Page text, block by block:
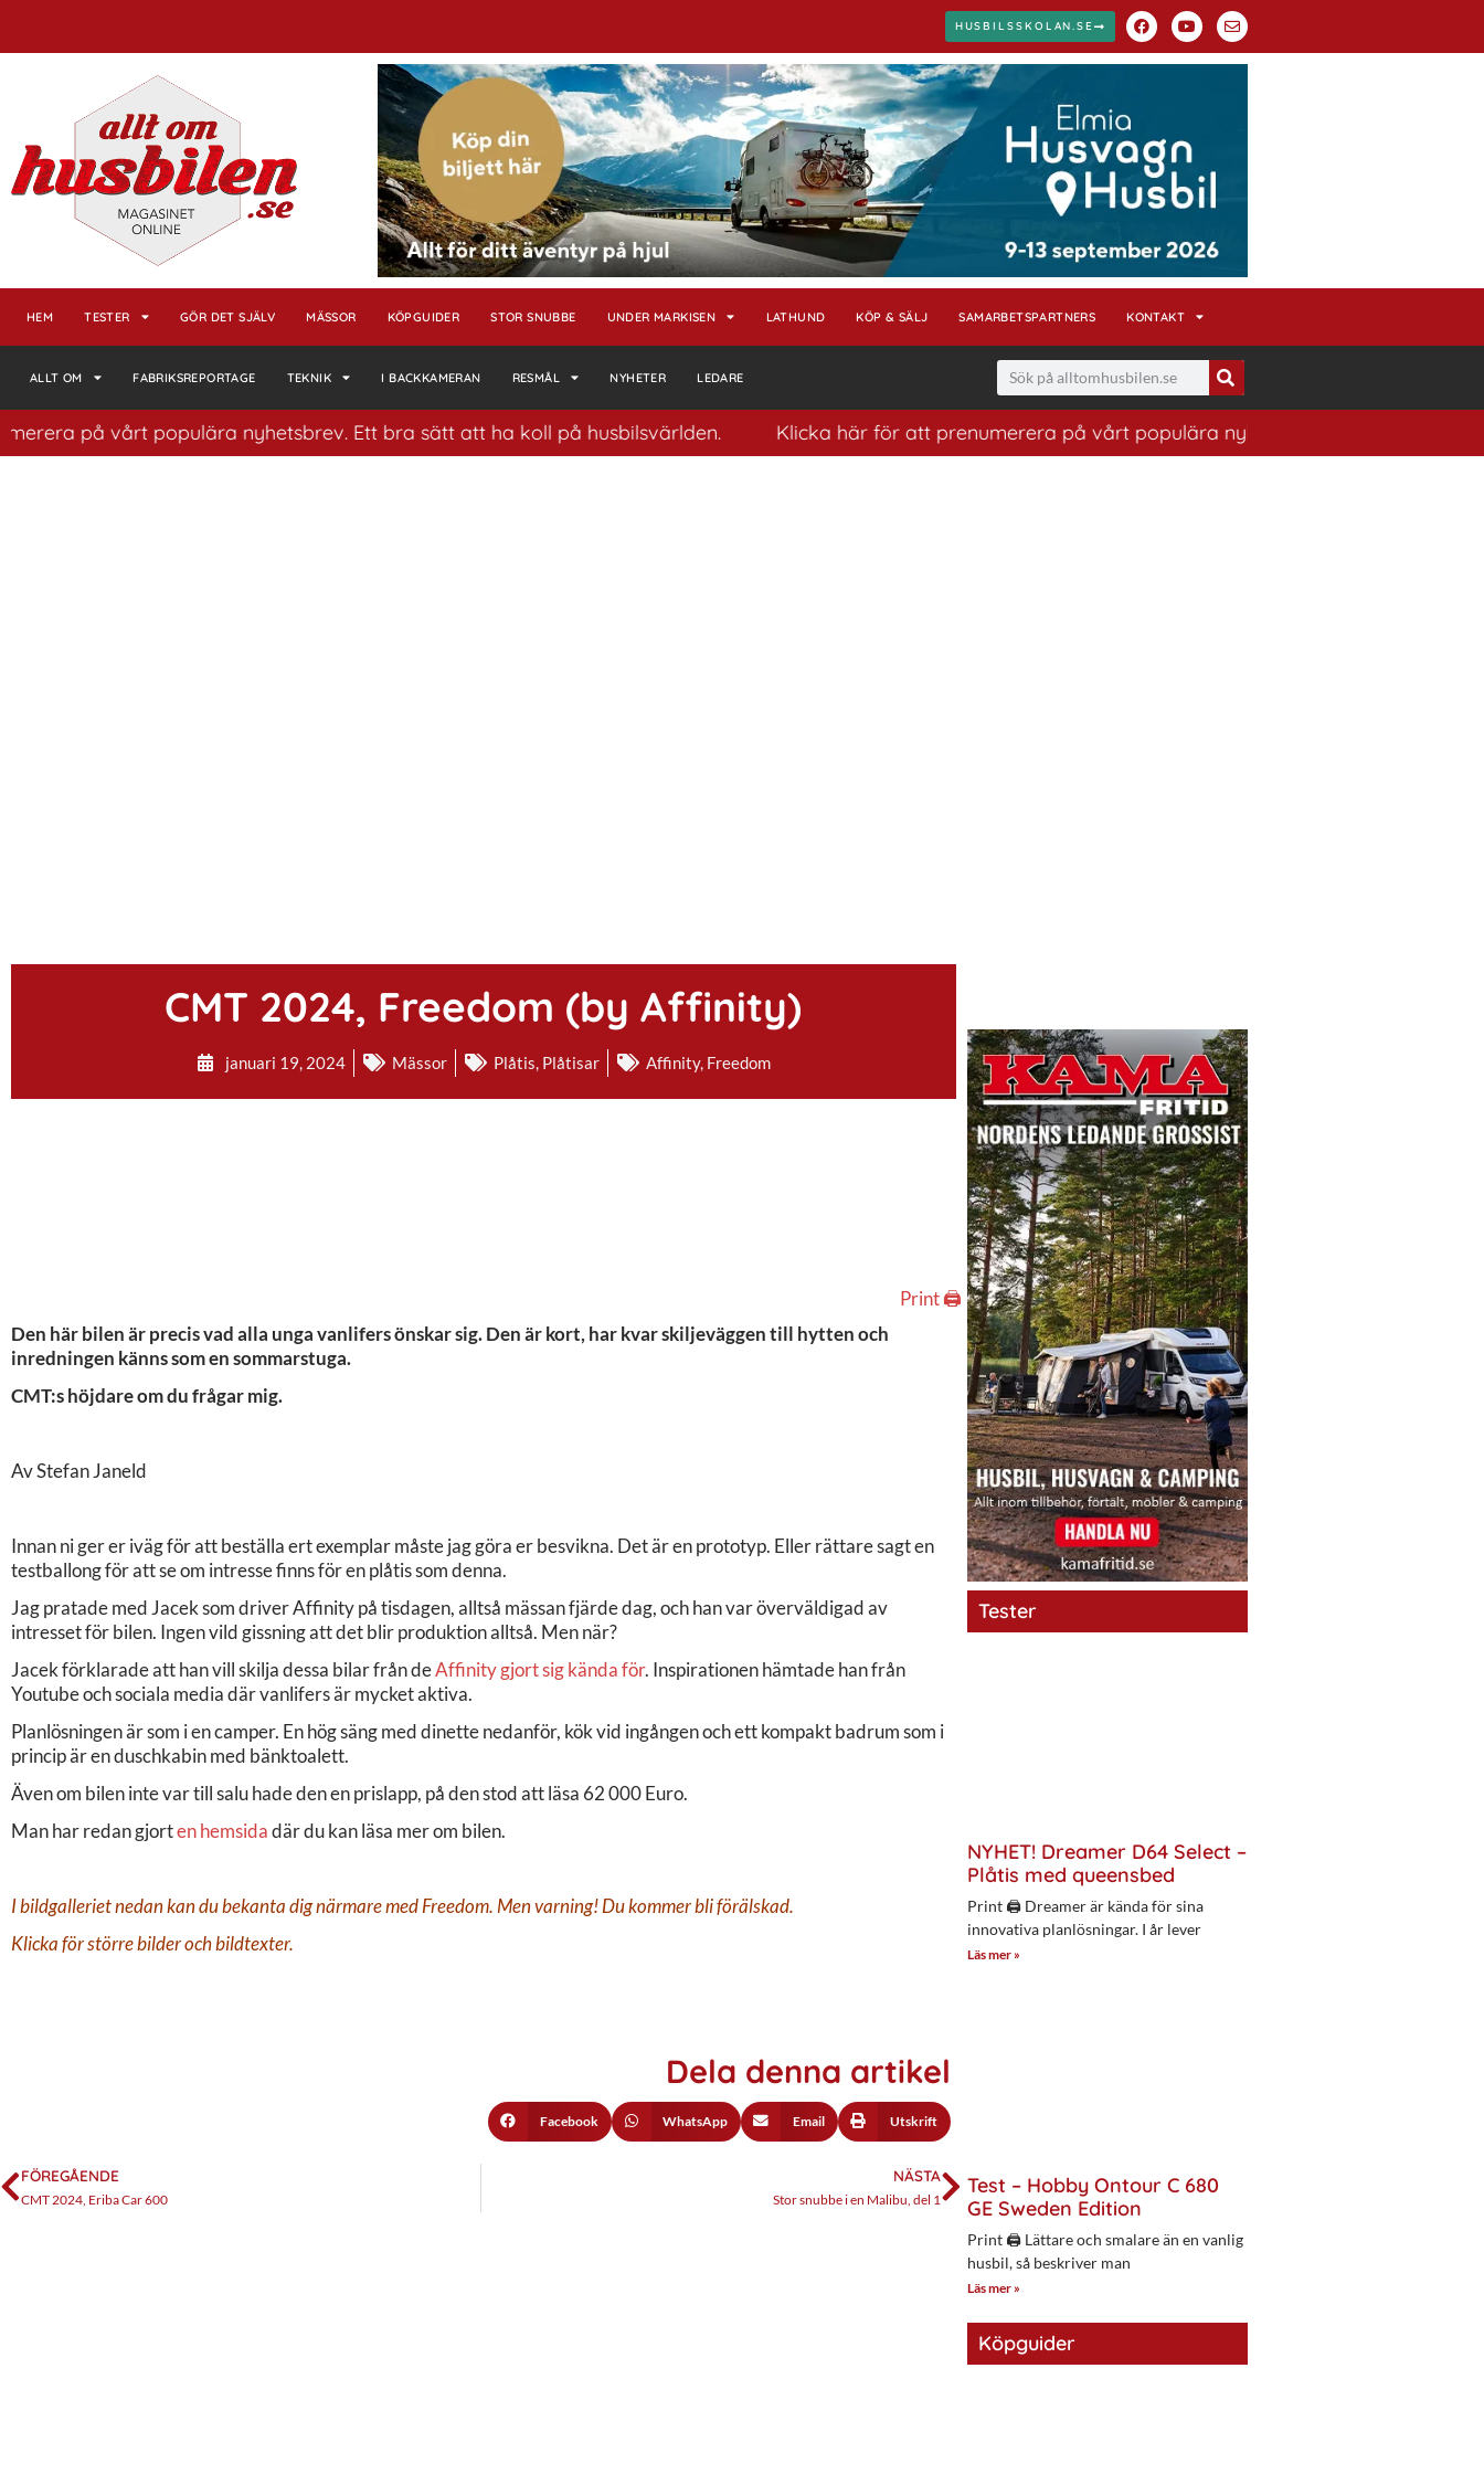
HUSBILSSKOLAN.SE
HEM TESTER GÖR DET SJÄLV MÄSSOR KÖPGUIDER STOR SNUBBE UNDER MARKISEN LATHUND KÖP & SÄLJ SAMARBETSPARTNERS KONTAKT
ALLT OM FABRIKSREPORTAGE TEKNIK I BACKKAMERAN RESMÅL NYHETER LEDARE
på vårt populära nyhetsbrev. Ett bra sätt att ha koll på husbilsvärlden. Klicka här för att prenumerera på vårt populära nyhetsbrev. Ett bra sätt att ha koll
CMT 2024, Freedom (by Affinity)
januari 19, 2024 Mässor Plåtis, Plåtisar Affinity, Freedom
Print 🖨
Den här bilen är precis vad alla unga vanlifers önskar sig. Den är kort, har kvar skiljeväggen till hytten och
inredningen känns som en sommarstuga.
CMT:s höjdare om du frågar mig.
Av Stefan Janeld
Innan ni ger er iväg för att beställa ert exemplar måste jag göra er besvikna. Det är en prototyp. Eller rättare sagt en
testballong för att se om intresse finns för en plåtis som denna.
Jag pratade med Jacek som driver Affinity på tisdagen, alltså mässan fjärde dag, och han var överväldigad av
intresset för bilen. Ingen vild gissning att det blir produktion alltså. Men när?
Jacek förklarade att han vill skilja dessa bilar från deAffinity gjort sig kända för. Inspirationen hämtade han från
Youtube och sociala media där vanlifers är mycket aktiva.
Planlösningen är som i en camper. En hög säng med dinette nedanför, kök vid ingången och ett kompakt badrum som i
princip är en duschkabin med bänktoalett.
Även om bilen inte var till salu hade den en prislapp, på den stod att läsa 62 000 Euro.
Man har redan gjorten hemsidadär du kan läsa mer om bilen.
I bildgalleriet nedan kan du bekanta dig närmare med Freedom. Men varning! Du kommer bli förälskad.
Klicka för större bilder och bildtexter.
Dela denna artikel
Facebook WhatsApp Email Utskrift
FÖREGÅENDE
CMT 2024, Eriba Car 600
NÄSTA
Stor snubbe i en Malibu, del 1
Tester
NYHET! Dreamer D64 Select –
Plåtis med queensbed
Print 🖨 Dreamer är kända för sina
innovativa planlösningar. I år lever
Läs mer »
Test – Hobby Ontour C 680
GE Sweden Edition
Print 🖨 Lättare och smalare än en vanlig
husbil, så beskriver man
Läs mer »
Köpguider